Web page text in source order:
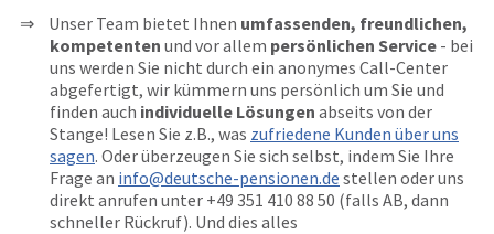
Unser Team bietet Ihnen umfassenden, freundlichen,
kompetenten und vor allem persönlichen Service - bei
uns werden Sie nicht durch ein anonymes Call-Center
abgefertigt, wir kümmern uns persönlich um Sie und
finden auch individuelle Lösungen abseits von der
Stange! Lesen Sie z.B., was zufriedene Kunden über uns
sagen. Oder überzeugen Sie sich selbst, indem Sie Ihre
Frage an info@deutsche-pensionen.de stellen oder uns
direkt anrufen unter +49 351 410 88 50 (falls AB, dann
schneller Rückruf). Und dies alles